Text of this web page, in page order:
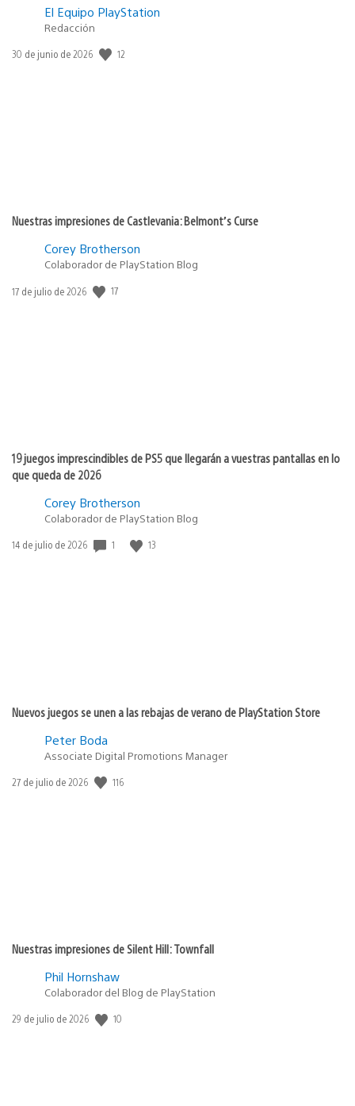
El Equipo PlayStation
Redacción
Fecha
30 de junio de 2026 12
Nuestras impresiones de Castlevania: Belmont’s Curse
Corey Brotherson
Colaborador de PlayStation Blog
Fecha
17 de julio de 2026 17
19 juegos imprescindibles de PS5 que llegarán a vuestras pantallas en lo
que queda de 2026
Corey Brotherson
Colaborador de PlayStation Blog
Fecha
14 de julio de 2026 1 13
Nuevos juegos se unen a las rebajas de verano de PlayStation Store
Peter Boda
Associate Digital Promotions Manager
Fecha
27 de julio de 2026 116
Nuestras impresiones de Silent Hill: Townfall
Phil Hornshaw
Colaborador del Blog de PlayStation
Fecha
29 de julio de 2026 10